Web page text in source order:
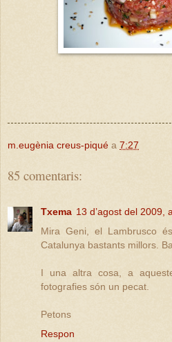
m.eugènia creus-piqué a 7:27
85 comentaris:
Txema 13 d’agost del 2009,
Mira Geni, el Lambrusco
Catalunya bastants millors.
I una altra cosa, a
fotografies són un pecat.
Petons
Respon